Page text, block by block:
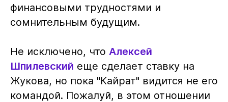
финансовыми трудностями и
сомнительным будущим.
Не исключено, что Алексей
Шпилевский еще сделает ставку на
Жукова, но пока "Кайрат" видится не его
командой. Пожалуй, в этом отношении